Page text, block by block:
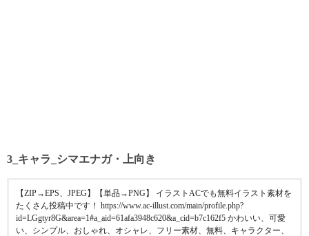
3_キャラ_シマエナガ・上向き
【ZIP→EPS、JPEG】【単品→PNG】 イラストACでも無料イラスト素材を
たくさん投稿中です！ https://www.ac-illust.com/main/profile.php?
id=LGgtyr8G&area=1#a_aid=61afa3948c620&a_cid=b7c162f5 かわいい、可愛
い、シンプル、おしゃれ、オシャレ、フリー素材、無料、キャラクター、